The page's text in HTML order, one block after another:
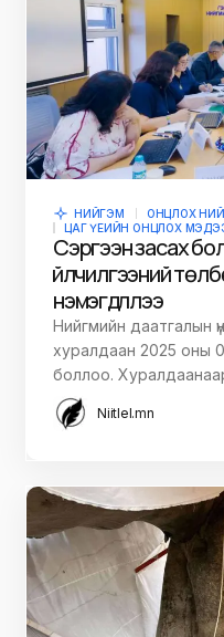
НИЙГЭМ ОНЦЛОХ
ЦАГ ҮЕИЙН ОНЦЛОХ
Сэргээн засах
үйлчилгээний
нэмэгдүүллээ
Нийгмийн даатгалын
хуралдаан 2025 оны
боллоо.
Niitlel.mn